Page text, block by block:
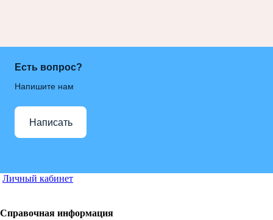
Есть вопрос?
Напишите нам
Написать
Личный кабинет
Справочная информация